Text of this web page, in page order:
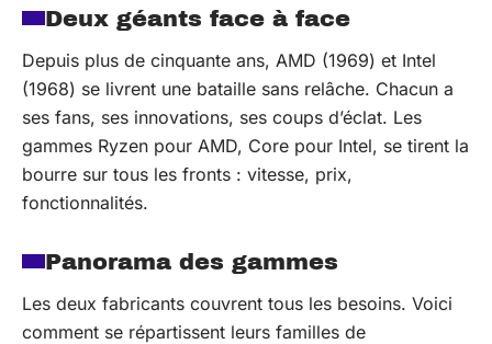
Deux géants face à face
Depuis plus de cinquante ans, AMD (1969) et Intel
(1968) se livrent une bataille sans relâche. Chacun a
ses fans, ses innovations, ses coups d’éclat. Les
gammes Ryzen pour AMD, Core pour Intel, se tirent la
bourre sur tous les fronts : vitesse, prix,
fonctionnalités.
Panorama des gammes
Les deux fabricants couvrent tous les besoins. Voici
comment se répartissent leurs familles de